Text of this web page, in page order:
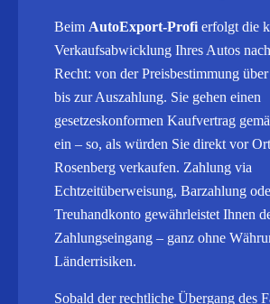
Beim AutoExport-Profi erfolgt die
Verkaufsabwicklung Ihres Autos
Recht: von der Preisbestimmung
bis zur Auszahlung. Sie gehen einen
gesetzeskonformen Kaufvertrag
ein – so, als würden Sie direkt vor
Rosenberg verkaufen. Zahlung via
Echtzeitüberweisung, Barzahlung
Treuhandkonto gewährleistet Ihnen
Zahlungseingang – ganz ohne
Länderrisiken.
Sobald der rechtliche Übergang des